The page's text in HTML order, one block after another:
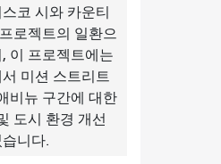
코 시와 카운티
로젝트의 일환으
이 프로젝트에는
미션 스트리트
비뉴 구간에 대한
도시 환경 개선
니다.